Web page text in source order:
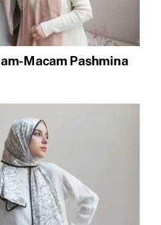
Macam Pashmina